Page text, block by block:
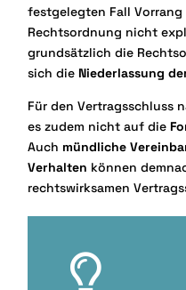
festgelegten Fall
Rechtsordnung nicht
grundsätzlich die
sich die Niederlassung
Für den Vertragsschluss
es zudem nicht auf die
Auch mündliche
Verhalten können
rechtswirksamen